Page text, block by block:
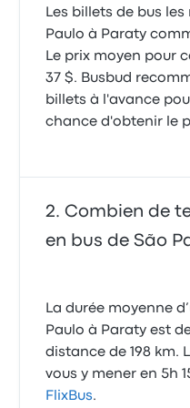
3.0 sur 5 étoiles
Mariepier K.
Le bus était en retard
2.0 sur 5 étoiles
Mathilde G.
11 février 2026
Expérience mauvaise
mais une autre
conduite rien à redire.
1.0 sur 5 étoiles
22 février 2026
conduite dangereuse,
4.0 sur 5 étoiles
Gilles V.
16 février 2026
Les billets de bus
Paulo à Paraty
Le prix moyen pour
37 $. Busbud
billets à l'avance
chance d'obtenir le
Combien de
en bus de São
La durée moyenne
Paulo à Paraty est
distance de 198 km.
vous y mener en 5h
FlixBus.